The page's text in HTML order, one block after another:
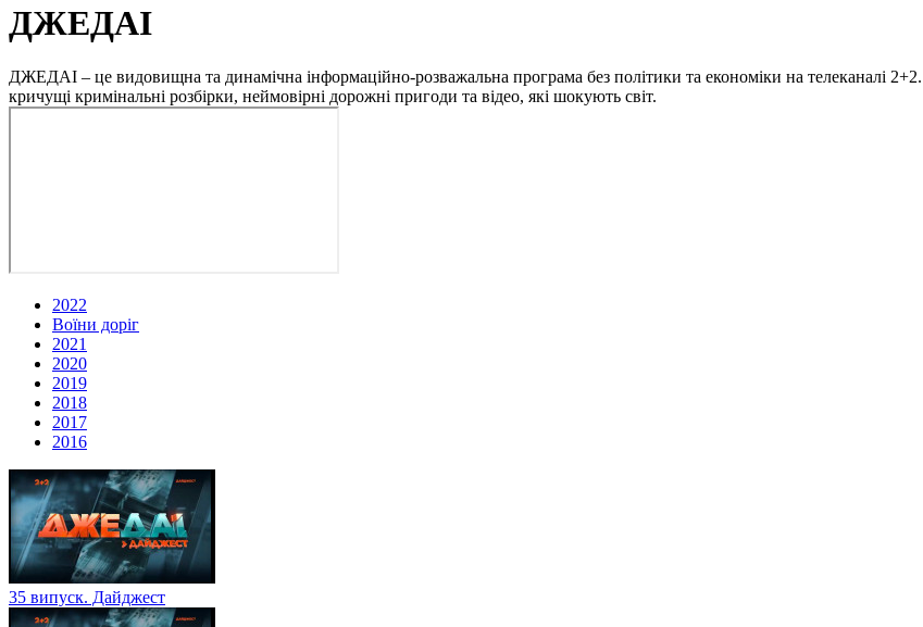
ДЖЕДАІ
ДЖЕДАІ – це видовищна та динамічна інформаційно-розважальна програма без політики та економіки на телеканалі
кричущі кримінальні розбірки, неймовірні дорожні пригоди та відео, які шокують світ.
2022
Воїни доріг
2021
2020
2019
2018
2017
2016
35 випуск. Дайджест